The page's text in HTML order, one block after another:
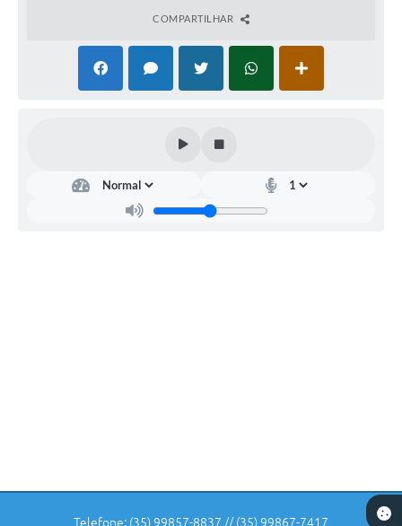
COMPARTILHAR
Telefone: (35) 99857-8837 // (35) 99867-7417